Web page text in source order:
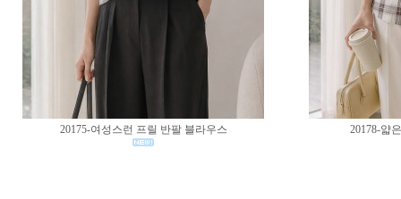
20175-여성스런 프릴 반팔 블라우스 20178-얇